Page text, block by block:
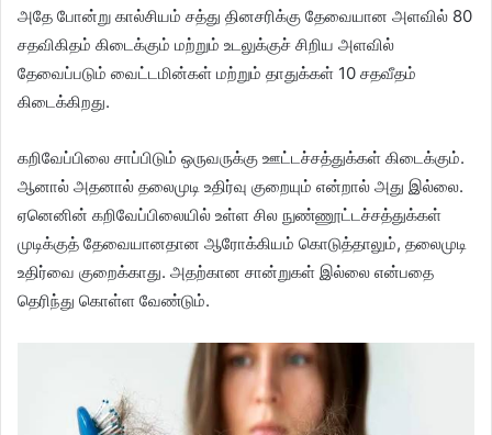
அதே போன்று கால்சியம் சத்து தினசரிக்கு தேவையான அளவில் 80
சதவிகிதம் கிடைக்கும் மற்றும் உடலுக்குச் சிறிய அளவில்
தேவைப்படும் வைட்டமின்கள் மற்றும் தாதுக்கள் 10 சதவீதம்
கிடைக்கிறது.
கறிவேப்பிலை சாப்பிடும் ஒருவருக்கு ஊட்டச்சத்துக்கள் கிடைக்கும்.
ஆனால் அதனால் தலைமுடி உதிர்வு குறையும் என்றால் அது இல்லை.
ஏனெனின் கறிவேப்பிலையில் உள்ள சில நுண்ணூட்டச்சத்துக்கள்
முடிக்குத் தேவையானதான ஆரோக்கியம் கொடுத்தாலும், தலைமுடி
உதிர்வை குறைக்காது. அதற்கான சான்றுகள் இல்லை என்பதை
தெரிந்து கொள்ள வேண்டும்.